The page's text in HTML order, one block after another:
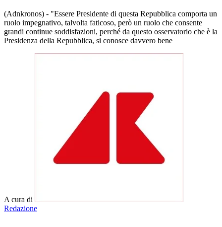
(Adnkronos) - "Essere Presidente di questa Repubblica comporta un
ruolo impegnativo, talvolta faticoso, però un ruolo che consente
grandi continue soddisfazioni, perché da questo osservatorio che è la
Presidenza della Repubblica, si conosce davvero bene
A cura di
Redazione